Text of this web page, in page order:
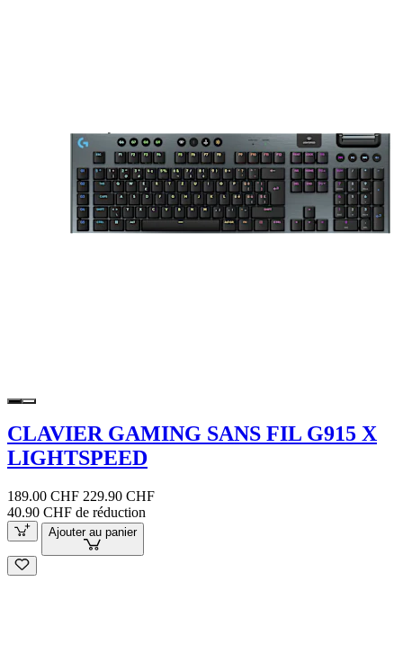
CLAVIER GAMING SANS FIL G915 X
LIGHTSPEED
189.00 CHF 229.90 CHF
40.90 CHF de réduction
Ajouter au panier